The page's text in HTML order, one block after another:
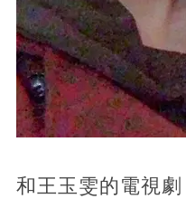
和王玉雯的電視